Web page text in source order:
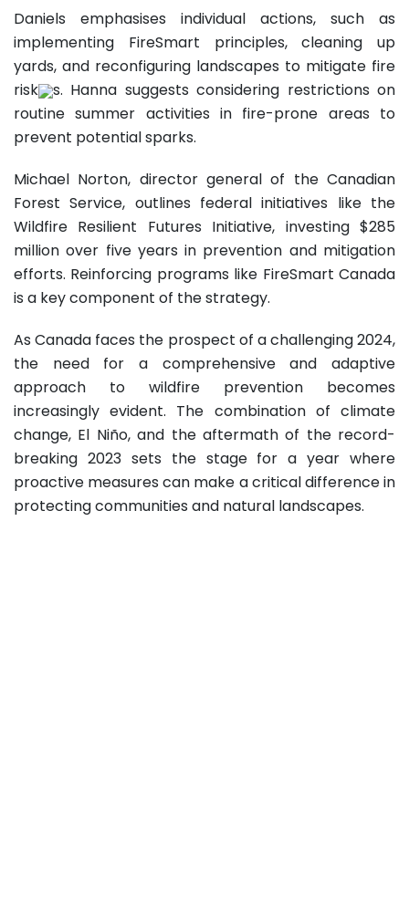
Daniels emphasises individual actions, such as
implementing FireSmart principles, cleaning up
yards, and reconfiguring landscapes to mitigate fire
risk
s. Hanna suggests considering restrictions on
routine summer activities in fire-prone areas to
prevent potential sparks.
Michael Norton, director general of the Canadian
Forest Service, outlines federal initiatives like the
Wildfire Resilient Futures Initiative, investing $285
million over five years in prevention and mitigation
efforts. Reinforcing programs like FireSmart Canada
is a key component of the strategy.
As Canada faces the prospect of a challenging 2024,
the need for a comprehensive and adaptive
approach to wildfire prevention becomes
increasingly evident. The combination of climate
change, El Niño, and the aftermath of the record-
breaking 2023 sets the stage for a year where
proactive measures can make a critical difference in
protecting communities and natural landscapes.